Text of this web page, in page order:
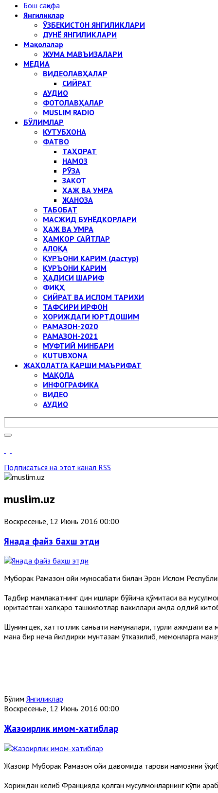
Бош саҳифа
Янгиликлар
ЎЗБЕКИСТОН ЯНГИЛИКЛАРИ
ДУНЁ ЯНГИЛИКЛАРИ
Мақолалар
ЖУМА МАВЪИЗАЛАРИ
МЕДИА
ВИДЕОЛАВҲАЛАР
СИЙРАТ
АУДИО
ФОТОЛАВҲАЛАР
MUSLIM RADIO
БЎЛИМЛАР
КУТУБХОНА
ФАТВО
ТАҲОРАТ
НАМОЗ
РЎЗА
ЗАКОТ
ҲАЖ ВА УМРА
ЖАНОЗА
ТАБОБАТ
МАСЖИД БУНЁДКОРЛАРИ
ҲАЖ ВА УМРА
ҲАМКОР САЙТЛАР
АЛОҚА
ҚУРЪОНИ КАРИМ (дастур)
ҚУРЪОНИ КАРИМ
ҲАДИСИ ШАРИФ
ФИҚҲ
СИЙРАТ ВА ИСЛОМ ТАРИХИ
ТАФСИРИ ИРФОН
ХОРИЖДАГИ ЮРТДОШИМ
РАМАЗОН-2020
РАМАЗОН-2021
МУФТИЙ МИНБАРИ
KUTUBXONA
ЖАҲОЛАТГА ҚАРШИ МАЪРИФАТ
МАҚОЛА
ИНФОГРАФИКА
ВИДЕО
АУДИО
Подписаться на этот канал RSS
muslim.uz
Воскресенье, 12 Июнь 2016 00:00
Янада файз бахш этди
Муборак Рамазон ойи муносабати билан Эрон Ислом
Тадбир мамлакатнинг дин ишлари бўйича қўмитаси ва
юритаётган халқаро ташкилотлар вакиллари ҳамда оддий
Шунингдек, хаттотлик санъати намуналари, турли ҳажмдаги
мана бир неча йилдирки мунтазам ўтказилиб, меҳмонларга
Бўлим Янгиликлар
Воскресенье, 12 Июнь 2016 00:00
Жазоирлик имом-хатиблар
Жазоир Муборак Рамазон ойи давомида таровиҳ намозини
Хориждан келиб Францияда қолган мусулмонларнинг кўпи